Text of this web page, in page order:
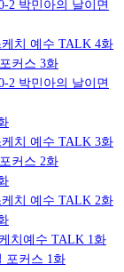
2 박민아의 날이면
케치 예수 TALK 4화
커스 3화
2 박민아의 날이면
케치 예수 TALK 3화
커스 2화
케치 예수 TALK 2화
치예수 TALK 1화
포커스 1화